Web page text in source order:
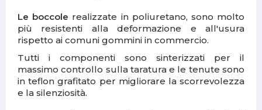
Le boccole realizzate in poliuretano, sono molto
più resistenti alla deformazione e all'usura
rispetto ai comuni gommini in commercio.
Tutti i componenti sono sinterizzati per il
massimo controllo sulla taratura e le tenute sono
in teflon grafitato per migliorare la scorrevolezza
e la silenziosità.